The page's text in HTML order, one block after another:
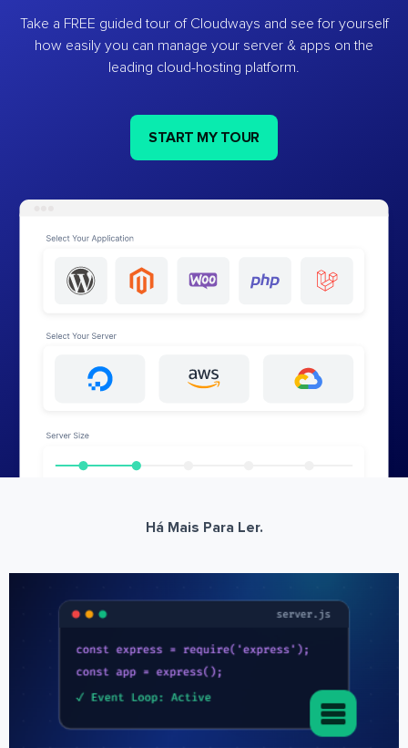
Take a FREE guided tour of Cloudways and see for yourself
how easily you can manage your server & apps on the
leading cloud-hosting platform.
START MY TOUR
Há Mais Para Ler.